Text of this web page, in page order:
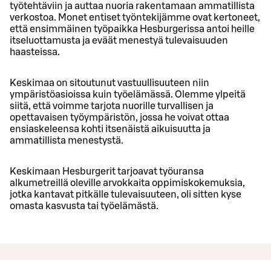
työtehtäviin ja auttaa nuoria rakentamaan ammatillista
verkostoa. Monet entiset työntekijämme ovat kertoneet,
että ensimmäinen työpaikka Hesburgerissa antoi heille
itseluottamusta ja eväät menestyä tulevaisuuden
haasteissa.
Keskimaa on sitoutunut vastuullisuuteen niin
ympäristöasioissa kuin työelämässä. Olemme ylpeitä
siitä, että voimme tarjota nuorille turvallisen ja
opettavaisen työympäristön, jossa he voivat ottaa
ensiaskeleensa kohti itsenäistä aikuisuutta ja
ammatillista menestystä.
Keskimaan Hesburgerit tarjoavat työuransa
alkumetreillä oleville arvokkaita oppimiskokemuksia,
jotka kantavat pitkälle tulevaisuuteen, oli sitten kyse
omasta kasvusta tai työelämästä.